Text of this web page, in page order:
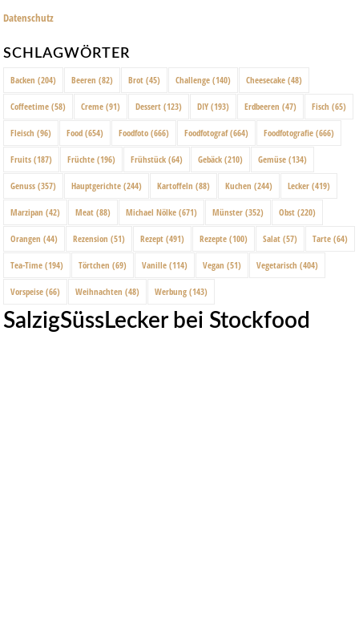
Datenschutz
SCHLAGWÖRTER
Backen (204) Beeren (82) Brot (45) Challenge (140) Cheesecake (48)
Coffeetime (58) Creme (91) Dessert (123) DIY (193) Erdbeeren (47) Fisch (65)
Fleisch (96) Food (654) Foodfoto (666) Foodfotograf(664) Foodfotografie (666)
Fruits (187) Früchte (196) Frühstück (64) Gebäck (210) Gemüse (134)
Genuss (357) Hauptgerichte (244) Kartoffeln (88) Kuchen (244) Lecker (419)
Marzipan (42) Meat (88) Michael Nölke (671) Münster (352) Obst (220)
Orangen (44) Rezension (51) Rezept (491) Rezepte (100) Salat (57) Tarte (64)
Tea-Time (194) Törtchen (69) Vanille (114) Vegan (51) Vegetarisch (404)
Vorspeise (66) Weihnachten (48) Werbung (143)
SalzigSüssLecker bei Stockfood